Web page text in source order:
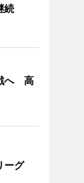
続
へ 高
ーグ